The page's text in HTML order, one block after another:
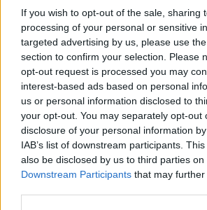
If you wish to opt-out of the sale, sharing
processing of your personal or sensitive
targeted advertising by us, please use
section to confirm your selection. Please
opt-out request is processed you may
interest-based ads based on personal
us or personal information disclosed to
your opt-out. You may separately opt-out
disclosure of your personal information
IAB’s list of downstream participants.
also be disclosed by us to third parties on
Downstream Participants that may
sono sentite tante lamentele in questi
per l'intensità. Ma anche durante le
tantissimo da ognuno di loro. Non
ha fatto il terzino e in certi momenti
centrale. Questo logora ogni giocatore,
riuscire a rendere al massimo perché
che magari non dovrebbe fare. Però
risultati, quando arriva uno scudetto e
fa, sta zitto e pedala. Con Allegri? Meno
comunque lui preferisce giocatori di
Ha vinto con Pogba, Vidal, Pirlo, con
Alla fine aveva uno dei migliori
questo momento anche quello del